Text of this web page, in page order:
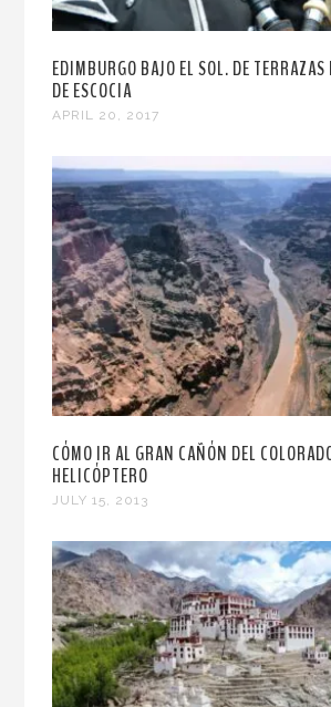
EDIMBURGO BAJO EL SOL. DE
DE ESCOCIA
APRIL 20, 2017
CÓMO IR AL GRAN CAÑÓN DEL
HELICÓPTERO
JULY 15, 2013